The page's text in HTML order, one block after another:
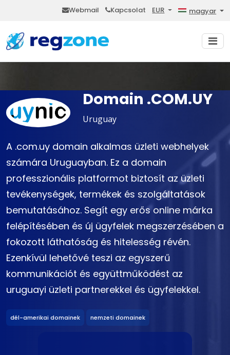
Webmail Kapcsolat EUR magyar
Domain .COM.UY
Uruguay
A .com.uy domain alkalmas üzleti webhelyek
számára Uruguayban. Ez a domain
professzionális platformot biztosít az üzleti
tevékenységek, termékek és szolgáltatások
bemutatásához. Segít egy erős online márka
felépítésében és új ügyfelek megszerzésében a
fokozott láthatóság és hitelesség révén.
Ezenkívül lehetővé teszi az egyszerű
kommunikációt és együttműködést az
uruguayi üzleti partnerekkel és ügyfelekkel.
dél-amerikai domainek nemzeti domainek